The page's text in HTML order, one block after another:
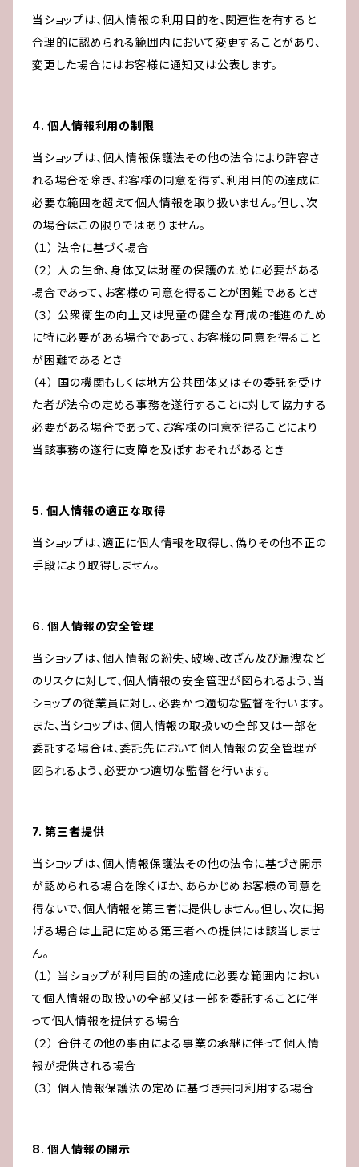
当ショップは、個人情報の利用目的を、関連性を有すると
合理的に認められる範囲内において変更することがあり、
変更した場合にはお客様に通知又は公表します。
4. 個人情報利用の制限
当ショップは、個人情報保護法その他の法令により許容さ
れる場合を除き、お客様の同意を得ず、利用目的の達成に
必要な範囲を超えて個人情報を取り扱いません。但し、次
の場合はこの限りではありません。
（１） 法令に基づく場合
（２） 人の生命、身体又は財産の保護のために必要がある
場合であって、お客様の同意を得ることが困難であるとき
（３） 公衆衛生の向上又は児童の健全な育成の推進のため
に特に必要がある場合であって、お客様の同意を得ること
が困難であるとき
（４） 国の機関もしくは地方公共団体又はその委託を受け
た者が法令の定める事務を遂行することに対して協力する
必要がある場合であって、お客様の同意を得ることにより
当該事務の遂行に支障を及ぼすおそれがあるとき
5. 個人情報の適正な取得
当ショップは、適正に個人情報を取得し、偽りその他不正の
手段により取得しません。
6. 個人情報の安全管理
当ショップは、個人情報の紛失、破壊、改ざん及び漏洩など
のリスクに対して、個人情報の安全管理が図られるよう、当
ショップの従業員に対し、必要かつ適切な監督を行います。
また、当ショップは、個人情報の取扱いの全部又は一部を
委託する場合は、委託先において個人情報の安全管理が
図られるよう、必要かつ適切な監督を行います。
7. 第三者提供
当ショップは、個人情報保護法その他の法令に基づき開示
が認められる場合を除くほか、あらかじめお客様の同意を
得ないで、個人情報を第三者に提供しません。但し、次に掲
げる場合は上記に定める第三者への提供には該当しませ
ん。
（１） 当ショップが利用目的の達成に必要な範囲内におい
て個人情報の取扱いの全部又は一部を委託することに伴
って個人情報を提供する場合
（２） 合併その他の事由による事業の承継に伴って個人情
報が提供される場合
（３） 個人情報保護法の定めに基づき共同利用する場合
8. 個人情報の開示